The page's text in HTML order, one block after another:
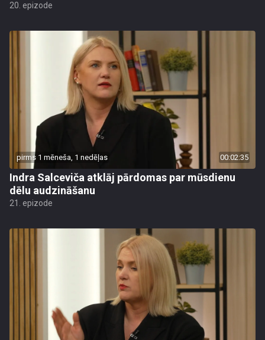
20. epizode
pirms 1 mēneša, 1 nedēļas 00:02:35
Indra Salceviča atklāj pārdomas par mūsdienu
dēlu audzināšanu
21. epizode